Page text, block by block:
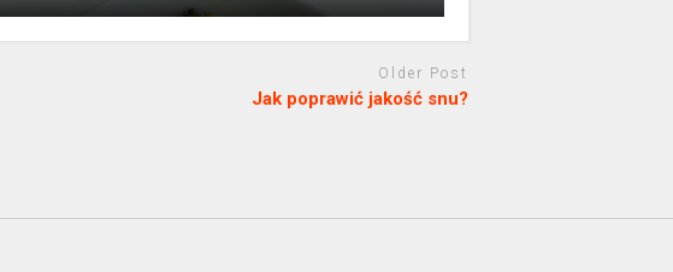
Older Post
Jak poprawić jakość snu?